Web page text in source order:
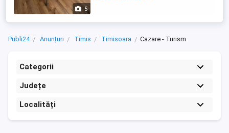
5
Publi24 Anunțuri Timis Timisoara Cazare - Turism
Categorii
Județe
Localități